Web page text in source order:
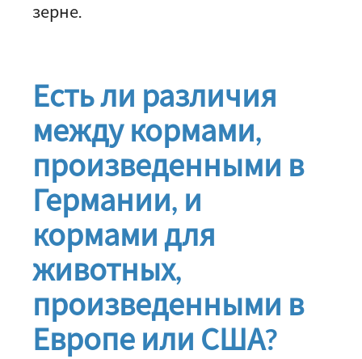
зерне.
Есть ли различия
между кормами,
произведенными в
Германии, и
кормами для
животных,
произведенными в
Европе или США?